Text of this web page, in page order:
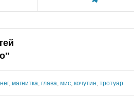
, магнитка глава мис кочутин тротуар